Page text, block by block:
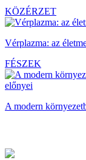
KÖZÉRZET
Vérplazma: az
FÉSZEK
A modern